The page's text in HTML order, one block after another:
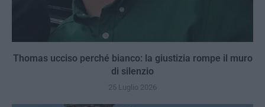
Thomas ucciso perché bianco: la giustizia rompe il muro
di silenzio
25 Luglio 2026